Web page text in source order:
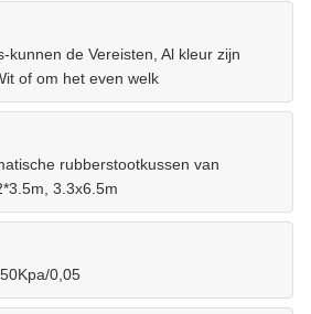
kunnen de Vereisten, Al kleur zijn
of om het even welk
rubberstootkussen van
3.3x6.5m
0,05